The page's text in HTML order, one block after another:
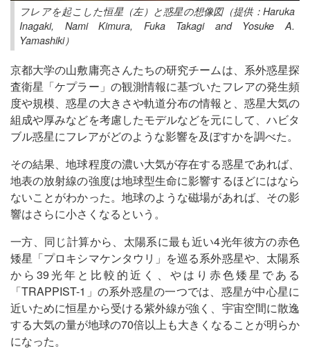
フレアを起こした恒星（左）と惑星の想像図（提供：Haruka
Inagaki, Nami Kimura, Fuka Takagi and Yosuke A.
Yamashiki）
京都大学の山敷庸亮さんたちの研究チームは、系外惑星探
査衛星「ケプラー」の観測情報に基づいたフレアの発生頻
度や規模、惑星の大きさや軌道分布の情報と、惑星大気の
組成や厚みなどを考慮したモデルなどを元にして、ハビタ
ブル惑星にフレアがどのような影響を及ぼすかを調べた。
その結果、地球程度の濃い大気が存在する惑星であれば、
地表の放射線の強度は地球型生命に影響するほどにはなら
ないことがわかった。地球のような磁場があれば、その影
響はさらに小さくなるという。
一方、同じ計算から、太陽系に最も近い4光年彼方の赤色
矮星「プロキシマケンタウリ」を巡る系外惑星や、太陽系
から39光年と比較的近く、やはり赤色矮星である
「TRAPPIST-1」の系外惑星の一つでは、惑星が中心星に
近いために恒星から受ける紫外線が強く、宇宙空間に散逸
する大気の量が地球の70倍以上も大きくなることが明らか
になった。